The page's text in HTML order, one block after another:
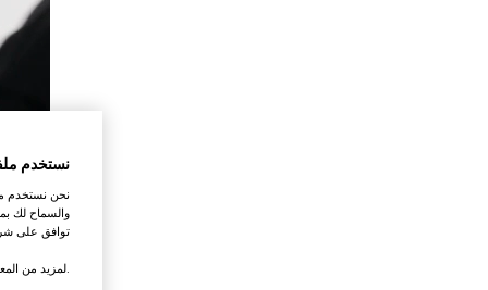
نستخدم
نحن نستخدم
والسماح لك
توافق على
.لمزيد من